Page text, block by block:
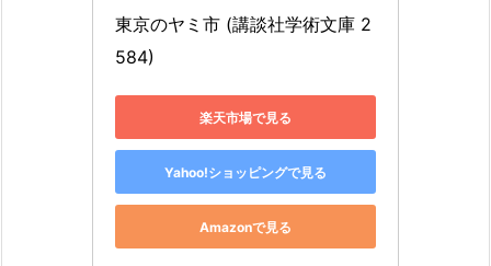
東京のヤミ市 (講談社学術文庫 2
584)
楽天市場で見る
Yahoo!ショッピングで見る
Amazonで見る